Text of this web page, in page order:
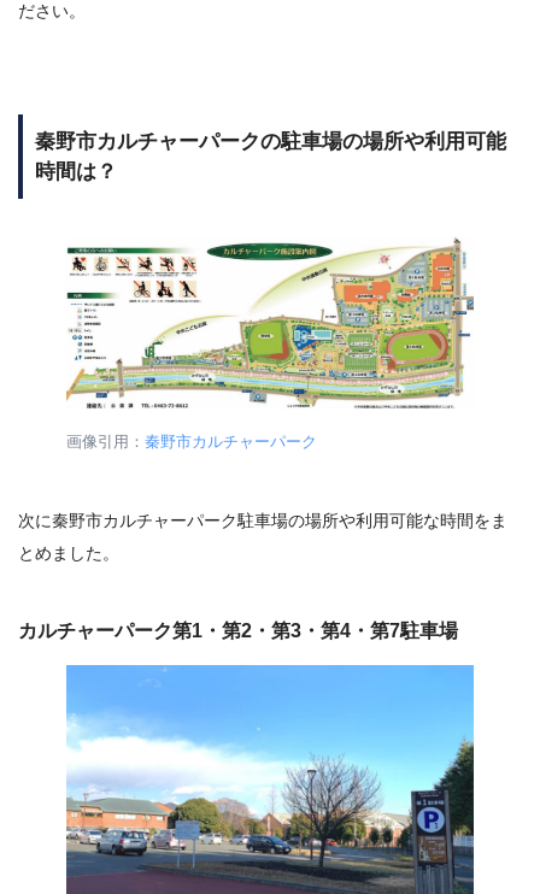
ださい。
秦野市カルチャーパークの駐車場の場所や利用可能
時間は？
画像引用： 秦野市カルチャーパーク
次に秦野市カルチャーパーク駐車場の場所や利用可能な時間をま
とめました。
カルチャーパーク第1・第2・第3・第4・第7駐車場